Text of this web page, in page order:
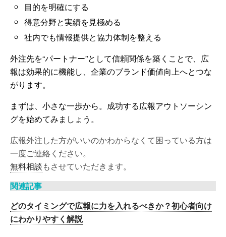
目的を明確にする
得意分野と実績を見極める
社内でも情報提供と協力体制を整える
外注先を“パートナー”として信頼関係を築くことで、広
報は効果的に機能し、企業のブランド価値向上へとつな
がります。
まずは、小さな一歩から。成功する広報アウトソーシン
グを始めてみましょう。
広報外注した方がいいのかわからなくて困っている方は
一度ご連絡ください。
無料相談もさせていただきます。
関連記事
どのタイミングで広報に力を入れるべきか？初心者向け
にわかりやすく解説